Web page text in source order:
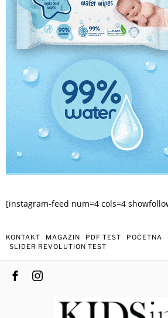
[instagram-feed num=4 cols=4
KONTAKT MAGAZIN PDF TEST
POČETNA
SLIDER REVOLUTION TEST